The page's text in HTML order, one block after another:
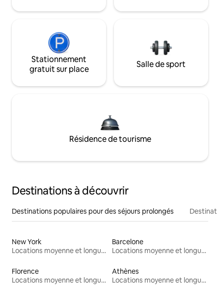
Stationnement
gratuit sur place
Salle de sport
Résidence de tourisme
Destinations à découvrir
Destinations populaires pour des séjours prolongés
New York
Locations moyenne et longue durée
Barcelone
Locations moyenne et longue durée
Florence
Locations moyenne et longue durée
Athènes
Locations moyenne et longue durée